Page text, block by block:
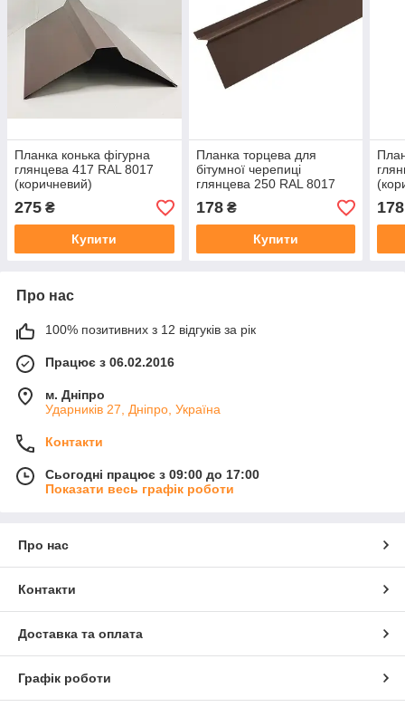
Планка конька фігурна
глянцева 417 RAL 8017
(коричневий)
275 ₴
Купити
Планка торцева для
бітумної черепиці
глянцева 250 RAL 8017
178₴
Купити
178
Про нас
100% позитивних з 12 відгуків за рік
Працює з 06.02.2016
м. Дніпро
Ударників 27, Дніпро, Україна
Контакти
Сьогодні працює з 09:00 до 17:00
Показати весь графік роботи
Про нас
Контакти
Доставка та оплата
Графік роботи